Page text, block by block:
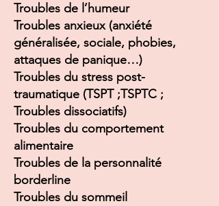
Troubles de l’humeur
Troubles anxieux (anxiété
généralisée, sociale, phobies,
attaques de panique…)
Troubles du stress post-
traumatique (TSPT ;TSPTC ;
Troubles dissociatifs)
Troubles du comportement
alimentaire
Troubles de la personnalité
borderline
Troubles du sommeil